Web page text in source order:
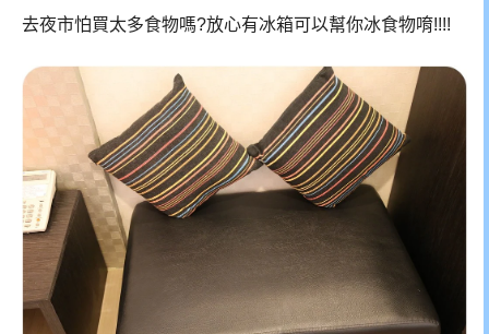
去夜市怕買太多食物嗎?放心有冰箱可以幫你冰食物唷!!!!